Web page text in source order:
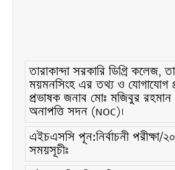
তারাকান্দা সরকারি ডিগ্রি কলেজ,
ময়মনসিংহ এর তথ্য ও যোগাযোগ
প্রভাষক জনাব মোঃ মজিবুর
অনাপত্তি সদন (NOC)।
এইচএসসি পূন:নির্বাচনী পরীক্ষা/
সময়সূচীঃ